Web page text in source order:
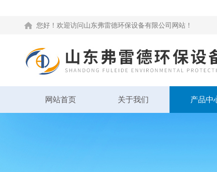
您好！欢迎访问山东弗雷德环保设备有限公司网站！
网站首页 关于我们 产品中